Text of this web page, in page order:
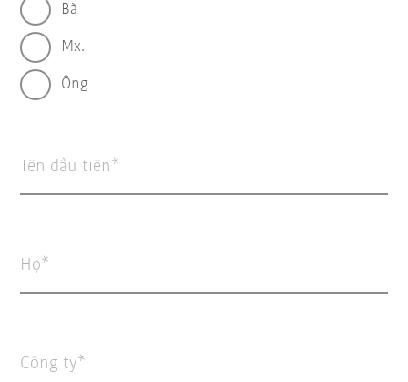
Bà
Mx.
Ông
Tên đầu tiên
Họ
Công ty